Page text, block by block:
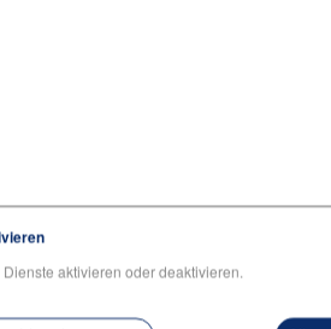
aktivieren oder deaktivieren.